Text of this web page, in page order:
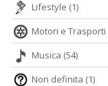
Lifestyle (1)
Motori e Trasporti
Musica (54)
Non definita (1)